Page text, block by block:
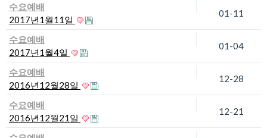
수요예배
2017년1월11일
01-11
수요예배
2017년1월4일
01-04
수요예배
2016년12월28일
12-28
수요예배
2016년12월21일
12-21